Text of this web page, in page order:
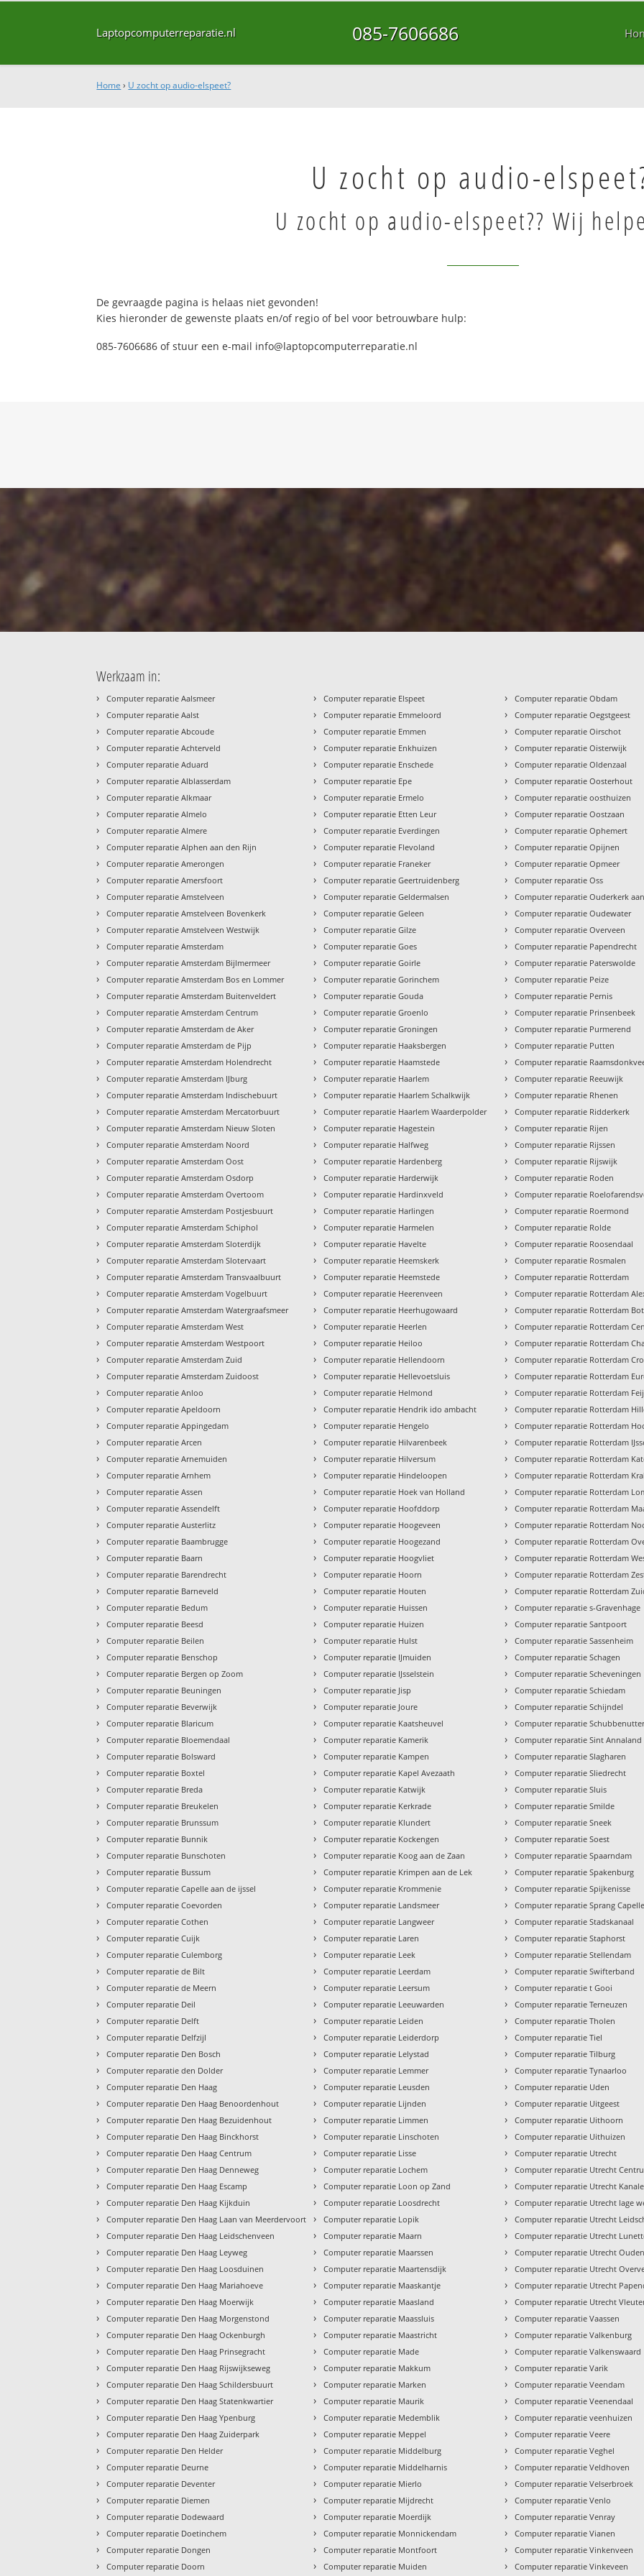
Laptopcomputerreparatie.nl 085-7606686
Home › U zocht op audio-elspeet?
U zocht op audio-
U zocht op audio-elspeet?? Wij
De gevraagde pagina is helaas niet gevonden!
Kies hieronder de gewenste plaats en/of regio of bel voor betrouwbare hulp:
085-7606686 of stuur een e-mail info@laptopcomputerreparatie.nl
Werkzaam in:
› Computer reparatie Aalsmeer
› Computer reparatie Aalst
› Computer reparatie Abcoude
› Computer reparatie Achterveld
› Computer reparatie Aduard
› Computer reparatie Alblasserdam
› Computer reparatie Alkmaar
› Computer reparatie Almelo
› Computer reparatie Almere
› Computer reparatie Alphen aan den Rijn
› Computer reparatie Amerongen
› Computer reparatie Amersfoort
› Computer reparatie Amstelveen
› Computer reparatie Amstelveen Bovenkerk
› Computer reparatie Amstelveen Westwijk
› Computer reparatie Amsterdam
› Computer reparatie Amsterdam Bijlmermeer
› Computer reparatie Amsterdam Bos en Lommer
› Computer reparatie Amsterdam Buitenveldert
› Computer reparatie Amsterdam Centrum
› Computer reparatie Amsterdam de Aker
› Computer reparatie Amsterdam de Pijp
› Computer reparatie Amsterdam Holendrecht
› Computer reparatie Amsterdam IJburg
› Computer reparatie Amsterdam Indischebuurt
› Computer reparatie Amsterdam Mercatorbuurt
› Computer reparatie Amsterdam Nieuw Sloten
› Computer reparatie Amsterdam Noord
› Computer reparatie Amsterdam Oost
› Computer reparatie Amsterdam Osdorp
› Computer reparatie Amsterdam Overtoom
› Computer reparatie Amsterdam Postjesbuurt
› Computer reparatie Amsterdam Schiphol
› Computer reparatie Amsterdam Sloterdijk
› Computer reparatie Amsterdam Slotervaart
› Computer reparatie Amsterdam Transvaalbuurt
› Computer reparatie Amsterdam Vogelbuurt
› Computer reparatie Amsterdam Watergraafsmeer
› Computer reparatie Amsterdam West
› Computer reparatie Amsterdam Westpoort
› Computer reparatie Amsterdam Zuid
› Computer reparatie Amsterdam Zuidoost
› Computer reparatie Anloo
› Computer reparatie Apeldoorn
› Computer reparatie Appingedam
› Computer reparatie Arcen
› Computer reparatie Arnemuiden
› Computer reparatie Arnhem
› Computer reparatie Assen
› Computer reparatie Assendelft
› Computer reparatie Austerlitz
› Computer reparatie Baambrugge
› Computer reparatie Baarn
› Computer reparatie Barendrecht
› Computer reparatie Barneveld
› Computer reparatie Bedum
› Computer reparatie Beesd
› Computer reparatie Beilen
› Computer reparatie Benschop
› Computer reparatie Bergen op Zoom
› Computer reparatie Beuningen
› Computer reparatie Beverwijk
› Computer reparatie Blaricum
› Computer reparatie Bloemendaal
› Computer reparatie Bolsward
› Computer reparatie Boxtel
› Computer reparatie Breda
› Computer reparatie Breukelen
› Computer reparatie Brunssum
› Computer reparatie Bunnik
› Computer reparatie Bunschoten
› Computer reparatie Bussum
› Computer reparatie Capelle aan de ijssel
› Computer reparatie Coevorden
› Computer reparatie Cothen
› Computer reparatie Cuijk
› Computer reparatie Culemborg
› Computer reparatie de Bilt
› Computer reparatie de Meern
› Computer reparatie Deil
› Computer reparatie Delft
› Computer reparatie Delfzijl
› Computer reparatie Den Bosch
› Computer reparatie den Dolder
› Computer reparatie Den Haag
› Computer reparatie Den Haag Benoordenhout
› Computer reparatie Den Haag Bezuidenhout
› Computer reparatie Den Haag Binckhorst
› Computer reparatie Den Haag Centrum
› Computer reparatie Den Haag Denneweg
› Computer reparatie Den Haag Escamp
› Computer reparatie Den Haag Kijkduin
› Computer reparatie Den Haag Laan van Meerdervoort
› Computer reparatie Den Haag Leidschenveen
› Computer reparatie Den Haag Leyweg
› Computer reparatie Den Haag Loosduinen
› Computer reparatie Den Haag Mariahoeve
› Computer reparatie Den Haag Moerwijk
› Computer reparatie Den Haag Morgenstond
› Computer reparatie Den Haag Ockenburgh
› Computer reparatie Den Haag Prinsegracht
› Computer reparatie Den Haag Rijswijkseweg
› Computer reparatie Den Haag Schildersbuurt
› Computer reparatie Den Haag Statenkwartier
› Computer reparatie Den Haag Ypenburg
› Computer reparatie Den Haag Zuiderpark
› Computer reparatie Den Helder
› Computer reparatie Deurne
› Computer reparatie Deventer
› Computer reparatie Diemen
› Computer reparatie Dodewaard
› Computer reparatie Doetinchem
› Computer reparatie Dongen
› Computer reparatie Doorn
› Computer reparatie Elspeet
› Computer reparatie Emmeloord
› Computer reparatie Emmen
› Computer reparatie Enkhuizen
› Computer reparatie Enschede
› Computer reparatie Epe
› Computer reparatie Ermelo
› Computer reparatie Etten Leur
› Computer reparatie Everdingen
› Computer reparatie Flevoland
› Computer reparatie Franeker
› Computer reparatie Geertruidenberg
› Computer reparatie Geldermalsen
› Computer reparatie Geleen
› Computer reparatie Gilze
› Computer reparatie Goes
› Computer reparatie Goirle
› Computer reparatie Gorinchem
› Computer reparatie Gouda
› Computer reparatie Groenlo
› Computer reparatie Groningen
› Computer reparatie Haaksbergen
› Computer reparatie Haamstede
› Computer reparatie Haarlem
› Computer reparatie Haarlem Schalkwijk
› Computer reparatie Haarlem Waarderpolder
› Computer reparatie Hagestein
› Computer reparatie Halfweg
› Computer reparatie Hardenberg
› Computer reparatie Harderwijk
› Computer reparatie Hardinxveld
› Computer reparatie Harlingen
› Computer reparatie Harmelen
› Computer reparatie Havelte
› Computer reparatie Heemskerk
› Computer reparatie Heemstede
› Computer reparatie Heerenveen
› Computer reparatie Heerhugowaard
› Computer reparatie Heerlen
› Computer reparatie Heiloo
› Computer reparatie Hellendoorn
› Computer reparatie Hellevoetsluis
› Computer reparatie Helmond
› Computer reparatie Hendrik ido ambacht
› Computer reparatie Hengelo
› Computer reparatie Hilvarenbeek
› Computer reparatie Hilversum
› Computer reparatie Hindeloopen
› Computer reparatie Hoek van Holland
› Computer reparatie Hoofddorp
› Computer reparatie Hoogeveen
› Computer reparatie Hoogezand
› Computer reparatie Hoogvliet
› Computer reparatie Hoorn
› Computer reparatie Houten
› Computer reparatie Huissen
› Computer reparatie Huizen
› Computer reparatie Hulst
› Computer reparatie IJmuiden
› Computer reparatie IJsselstein
› Computer reparatie Jisp
› Computer reparatie Joure
› Computer reparatie Kaatsheuvel
› Computer reparatie Kamerik
› Computer reparatie Kampen
› Computer reparatie Kapel Avezaath
› Computer reparatie Katwijk
› Computer reparatie Kerkrade
› Computer reparatie Klundert
› Computer reparatie Kockengen
› Computer reparatie Koog aan de Zaan
› Computer reparatie Krimpen aan de Lek
› Computer reparatie Krommenie
› Computer reparatie Landsmeer
› Computer reparatie Langweer
› Computer reparatie Laren
› Computer reparatie Leek
› Computer reparatie Leerdam
› Computer reparatie Leersum
› Computer reparatie Leeuwarden
› Computer reparatie Leiden
› Computer reparatie Leiderdorp
› Computer reparatie Lelystad
› Computer reparatie Lemmer
› Computer reparatie Leusden
› Computer reparatie Lijnden
› Computer reparatie Limmen
› Computer reparatie Linschoten
› Computer reparatie Lisse
› Computer reparatie Lochem
› Computer reparatie Loon op Zand
› Computer reparatie Loosdrecht
› Computer reparatie Lopik
› Computer reparatie Maarn
› Computer reparatie Maarssen
› Computer reparatie Maartensdijk
› Computer reparatie Maaskantje
› Computer reparatie Maasland
› Computer reparatie Maassluis
› Computer reparatie Maastricht
› Computer reparatie Made
› Computer reparatie Makkum
› Computer reparatie Marken
› Computer reparatie Maurik
› Computer reparatie Medemblik
› Computer reparatie Meppel
› Computer reparatie Middelburg
› Computer reparatie Middelharnis
› Computer reparatie Mierlo
› Computer reparatie Mijdrecht
› Computer reparatie Moerdijk
› Computer reparatie Monnickendam
› Computer reparatie Montfoort
› Computer reparatie Muiden
› Computer reparatie Obdam
› Computer reparatie Oegstgeest
› Computer reparatie Oirschot
› Computer reparatie Oisterwijk
› Computer reparatie Oldenzaal
› Computer reparatie Oosterhout
› Computer reparatie oosthuizen
› Computer reparatie Oostzaan
› Computer reparatie Ophemert
› Computer reparatie Opijnen
› Computer reparatie Opmeer
› Computer reparatie Oss
› Computer reparatie Ouderkerk
› Computer reparatie Oudewater
› Computer reparatie Overveen
› Computer reparatie Papendrecht
› Computer reparatie Paterswolde
› Computer reparatie Peize
› Computer reparatie Pernis
› Computer reparatie Prinsenbeek
› Computer reparatie Purmerend
› Computer reparatie Putten
› Computer reparatie
› Computer reparatie Reeuwijk
› Computer reparatie Rhenen
› Computer reparatie Ridderkerk
› Computer reparatie Rijen
› Computer reparatie Rijssen
› Computer reparatie Rijswijk
› Computer reparatie Roden
› Computer reparatie
› Computer reparatie Roermond
› Computer reparatie Rolde
› Computer reparatie Roosendaal
› Computer reparatie Rosmalen
› Computer reparatie Rotterdam
› Computer reparatie Rotterdam
› Computer reparatie Rotterdam
› Computer reparatie Rotterdam
› Computer reparatie Rotterdam
› Computer reparatie Rotterdam
› Computer reparatie Rotterdam
› Computer reparatie Rotterdam
› Computer reparatie Rotterdam
› Computer reparatie Rotterdam
› Computer reparatie Rotterdam
› Computer reparatie Rotterdam
› Computer reparatie Rotterdam
› Computer reparatie Rotterdam
› Computer reparatie Rotterdam
› Computer reparatie Rotterdam
› Computer reparatie Rotterdam
› Computer reparatie Rotterdam
› Computer reparatie Rotterdam
› Computer reparatie Rotterdam
› Computer reparatie s-Gravenhage
› Computer reparatie Santpoort
› Computer reparatie Sassenheim
› Computer reparatie Schagen
› Computer reparatie Scheveningen
› Computer reparatie Schiedam
› Computer reparatie Schijndel
› Computer reparatie
› Computer reparatie Sint Annaland
› Computer reparatie Slagharen
› Computer reparatie Sliedrecht
› Computer reparatie Sluis
› Computer reparatie Smilde
› Computer reparatie Sneek
› Computer reparatie Soest
› Computer reparatie Spaarndam
› Computer reparatie Spakenburg
› Computer reparatie Spijkenisse
› Computer reparatie Sprang Capelle
› Computer reparatie Stadskanaal
› Computer reparatie Staphorst
› Computer reparatie Stellendam
› Computer reparatie Swifterband
› Computer reparatie t Gooi
› Computer reparatie Terneuzen
› Computer reparatie Tholen
› Computer reparatie Tiel
› Computer reparatie Tilburg
› Computer reparatie Tynaarloo
› Computer reparatie Uden
› Computer reparatie Uitgeest
› Computer reparatie Uithoorn
› Computer reparatie Uithuizen
› Computer reparatie Utrecht
› Computer reparatie Utrecht
› Computer reparatie Utrecht
› Computer reparatie Utrecht lage
› Computer reparatie Utrecht
› Computer reparatie Utrecht
› Computer reparatie Utrecht
› Computer reparatie Utrecht
› Computer reparatie Utrecht
› Computer reparatie Utrecht
› Computer reparatie Vaassen
› Computer reparatie Valkenburg
› Computer reparatie Valkenswaard
› Computer reparatie Varik
› Computer reparatie Veendam
› Computer reparatie Veenendaal
› Computer reparatie veenhuizen
› Computer reparatie Veere
› Computer reparatie Veghel
› Computer reparatie Veldhoven
› Computer reparatie Velserbroek
› Computer reparatie Venlo
› Computer reparatie Venray
› Computer reparatie Vianen
› Computer reparatie Vinkenveen
› Computer reparatie Vinkeveen